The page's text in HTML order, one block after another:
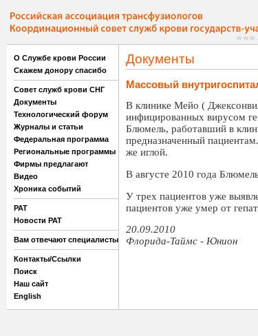
О Службе крови России
Скажем донору спасибо
Совет служб крови СНГ
Документы
Технологический форум
Журналы и статьи
Федеральная программа
Региональные программы
Фирмы предлагают
Видео
Хроника событий
РАТ
Новости РАТ
Вам отвечают специалисты
Контакты/Ссылки
Поиск
Наш сайт
English
Документы
Массовый
В клинике Мейо (
инфицированных вирусом
Блюмель, работавший в
предназначенный
же иглой.
В августе 2010 года
У трех пациентов уже
пациентов уже умер от
20.09.2010
Флорида-Таймс - Юнион